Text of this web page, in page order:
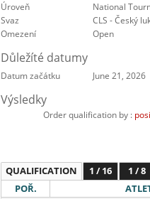
Úroveň
National
Svaz
CLS - Český
Omezení
Open
Důležíté datumy
Datum začátku June 21, 2026
Výsledky
Order qualification by :
QUALIFICATION 1 / 16 1 / 8
POŘ.